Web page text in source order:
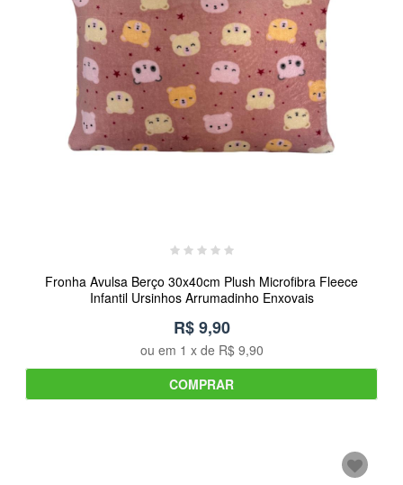
Fronha Avulsa Berço 30x40cm Plush Microfibra Fleece
Infantil Ursinhos Arrumadinho Enxovais
R$ 9,90
ou em 1 x de R$ 9,90
COMPRAR